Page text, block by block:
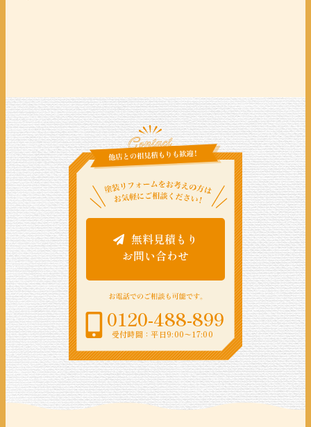
無料見積もり
お問い合わせ
0120-488-899
受付時間：平日9:00〜17:00